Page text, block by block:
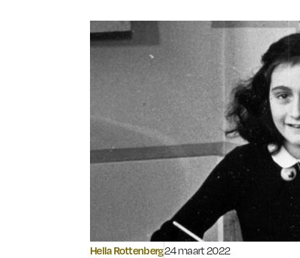
Hella RottenbergGepubliceerd op:
24 maart 2022